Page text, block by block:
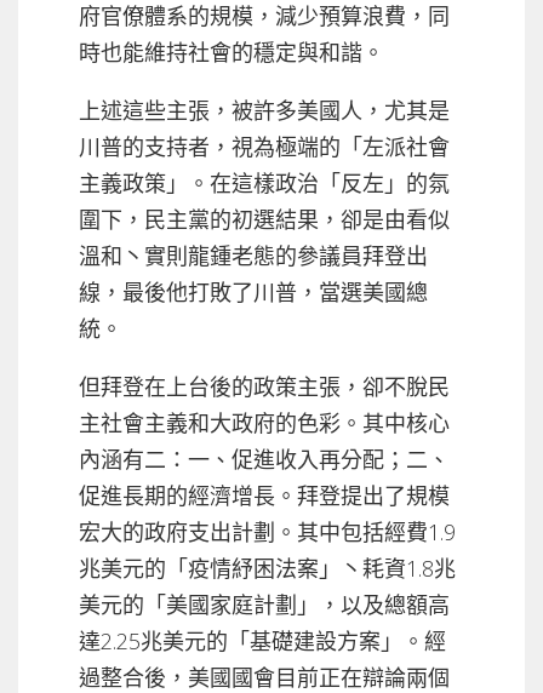
府官僚體系的規模，減少預算浪費，同
時也能維持社會的穩定與和諧。
上述這些主張，被許多美國人，尤其是
川普的支持者，視為極端的「左派社會
主義政策」。在這樣政治「反左」的氛
圍下，民主黨的初選結果，卻是由看似
溫和丶實則龍鍾老態的參議員拜登出
線，最後他打敗了川普，當選美國總
統。
但拜登在上台後的政策主張，卻不脫民
主社會主義和大政府的色彩。其中核心
內涵有二：一、促進收入再分配；二、
促進長期的經濟增長。拜登提出了規模
宏大的政府支出計劃。其中包括經費1.9
兆美元的「疫情紓困法案」丶耗資1.8兆
美元的「美國家庭計劃」，以及總額高
達2.25兆美元的「基礎建設方案」。經
過整合後，美國國會目前正在辯論兩個